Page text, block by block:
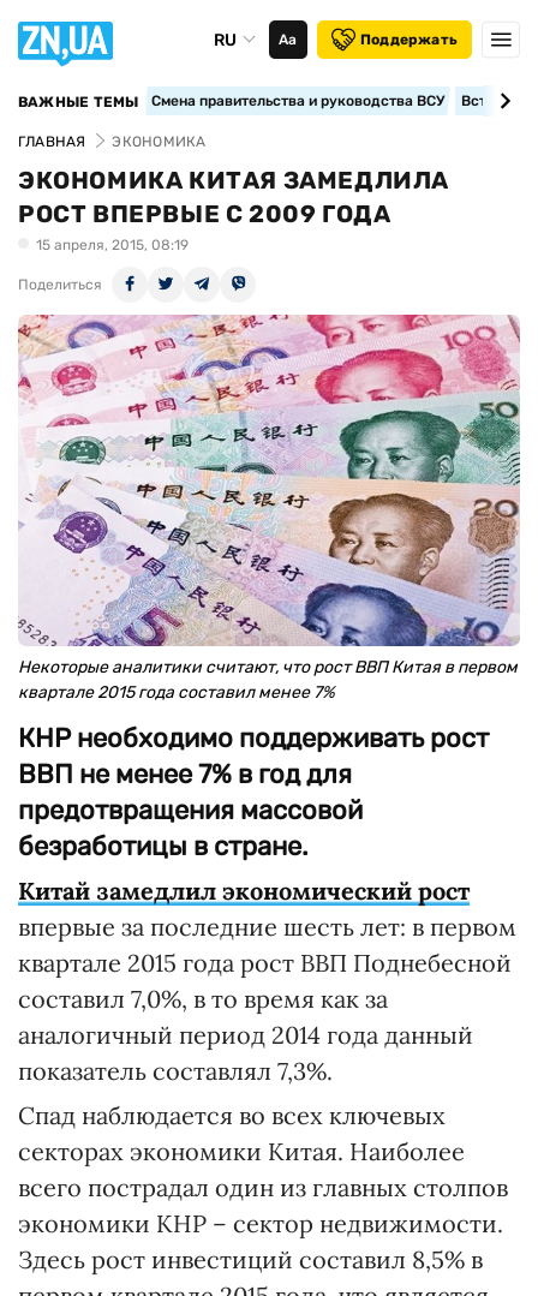
RU Аа Поддержать
ВАЖНЫЕ ТЕМЫ Смена правительства и руководства ВСУ
ГЛАВНАЯ ЭКОНОМИКА
ЭКОНОМИКА КИТАЯ ЗАМЕДЛИЛА
РОСТ ВПЕРВЫЕ С 2009 ГОДА
15 апреля, 2015, 08:19
Поделиться
Некоторые аналитики считают, что рост ВВП Китая в первом
квартале 2015 года составил менее 7%
КНР необходимо поддерживать рост
ВВП не менее 7% в год для
предотвращения массовой
безработицы в стране.
Китай замедлил экономический рост
впервые за последние шесть лет: в первом
квартале 2015 года рост ВВП Поднебесной
составил 7,0%, в то время как за
аналогичный период 2014 года данный
показатель составлял 7,3%.
Спад наблюдается во всех ключевых
секторах экономики Китая. Наиболее
всего пострадал один из главных столпов
экономики КНР – сектор недвижимости.
Здесь рост инвестиций составил 8,5% в